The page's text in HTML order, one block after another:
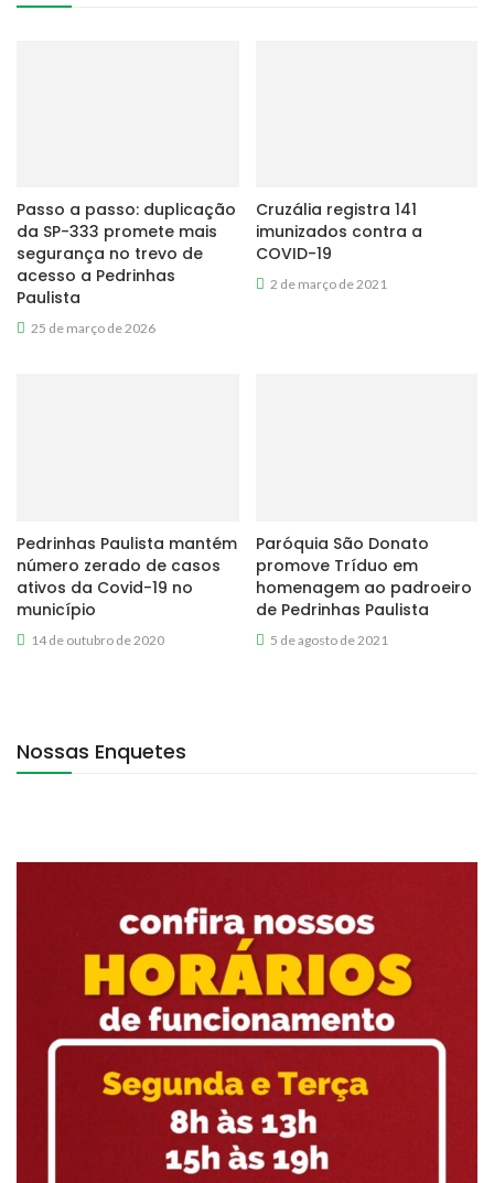
Passo a passo: duplicação
da SP-333 promete mais
segurança no trevo de
acesso a Pedrinhas
Paulista
25 de março de 2026
Cruzália registra 141
imunizados contra a
COVID-19
2 de março de 2021
Pedrinhas Paulista mantém
número zerado de casos
ativos da Covid-19 no
município
14 de outubro de 2020
Paróquia São Donato
promove Tríduo em
homenagem ao padroeiro
de Pedrinhas Paulista
5 de agosto de 2021
Nossas Enquetes